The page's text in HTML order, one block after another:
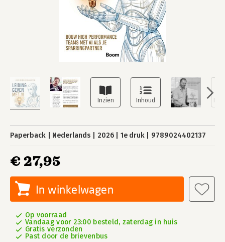
Paperback Nederlands 2026 1e druk 9789024402137
€ 27,95
In winkelwagen
Op voorraad
Vandaag voor 23:00 besteld, zaterdag in huis
Gratis verzonden
Past door de brievenbus